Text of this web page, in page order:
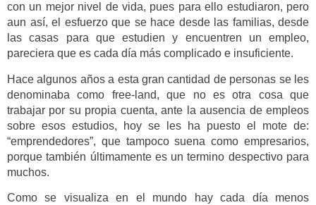
con un mejor nivel de vida, pues para ello estudiaron, pero
aun así, el esfuerzo que se hace desde las familias, desde
las casas para que estudien y encuentren un empleo,
pareciera que es cada día más complicado e insuficiente.
Hace algunos años a esta gran cantidad de personas se les
denominaba como free-land, que no es otra cosa que
trabajar por su propia cuenta, ante la ausencia de empleos
sobre esos estudios, hoy se les ha puesto el mote de:
“emprendedores”, que tampoco suena como empresarios,
porque también últimamente es un termino despectivo para
muchos.
Como se visualiza en el mundo hay cada día menos